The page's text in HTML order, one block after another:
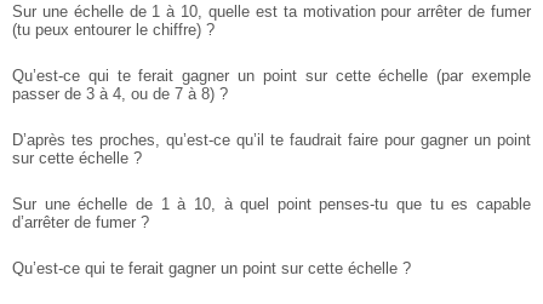
Sur une échelle de 1 à 10, quelle est ta motivation pour arrêter de fumer
(tu peux entourer le chiffre) ?
Qu’est-ce qui te ferait gagner un point sur cette échelle (par exemple
passer de 3 à 4, ou de 7 à 8) ?
D’après tes proches, qu’est-ce qu’il te faudrait faire pour gagner un point
sur cette échelle ?
Sur une échelle de 1 à 10, à quel point penses-tu que tu es capable
d’arrêter de fumer ?
Qu’est-ce qui te ferait gagner un point sur cette échelle ?